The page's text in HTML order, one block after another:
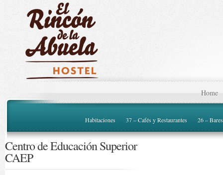
Home
Habitaciones 37 – Cafés y Restaurantes 26 –
Centro de Educación Superior
CAEP